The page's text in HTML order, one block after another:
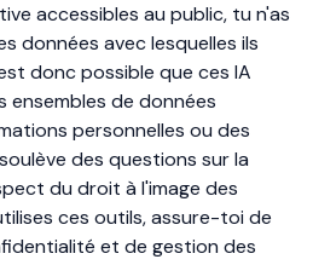
accessibles au public, tu n'as
données avec lesquelles ils
donc possible que ces IA
ensembles de données
personnelles ou des
des questions sur la
du droit à l'image des
ces outils, assure-toi de
et de gestion des